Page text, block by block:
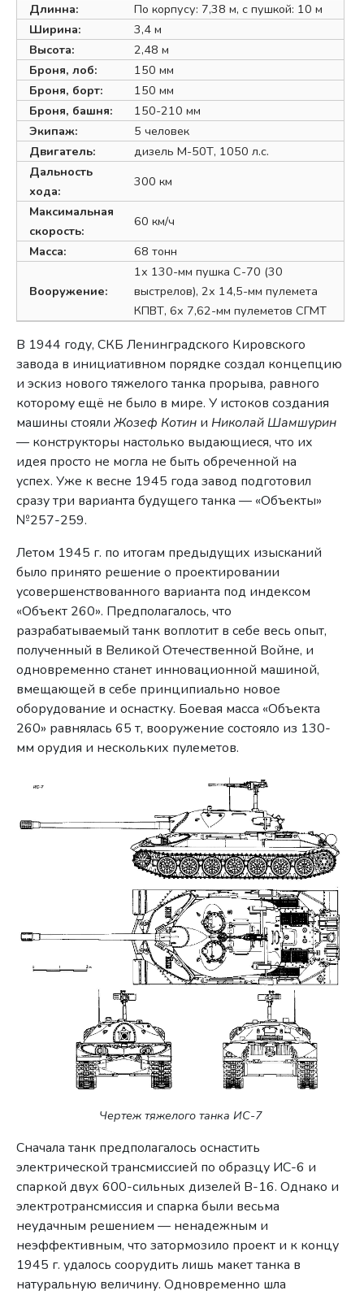
Длинна:
По корпусу: 7,38 м, с пушкой: 10 м
Ширина:
3,4 м
Высота:
2,48 м
Броня, лоб:
150 мм
Броня, борт:
150 мм
Броня, башня:
150-210 мм
Экипаж:
5 человек
Двигатель:
дизель М-50Т, 1050 л.с.
Дальность
хода:
300 км
Максимальная
скорость:
60 км/ч
Масса:
68 тонн
Вооружение:
1х 130-мм пушка С-70 (30
выстрелов), 2х 14,5-мм пулемета
КПВТ, 6х 7,62-мм пулеметов СГМТ
В 1944 году, СКБ Ленинградского Кировского
завода в инициативном порядке создал концепцию
и эскиз нового тяжелого танка прорыва, равного
которому ещё не было в мире. У истоков создания
машины стоялиЖозеф Котин и Николай Шамшурин
— конструкторы настолько выдающиеся, что их
идея просто не могла не быть обреченной на
успех. Уже к весне 1945 года завод подготовил
сразу три варианта будущего танка — «Объекты»
№257-259.
Летом 1945 г. по итогам предыдущих изысканий
было принято решение о проектировании
усовершенствованного варианта под индексом
«Объект 260». Предполагалось, что
разрабатываемый танк воплотит в себе весь опыт,
полученный в Великой Отечественной Войне, и
одновременно станет инновационной машиной,
вмещающей в себе принципиально новое
оборудование и оснастку. Боевая масса «Объекта
260» равнялась 65 т, вооружение состояло из 130-
мм орудия и нескольких пулеметов.
Чертеж тяжелого танка ИС-7
Сначала танк предполагалось оснастить
электрической трансмиссией по образцу ИС-6 и
спаркой двух 600-сильных дизелей В-16. Однако и
электротрансмиссия и спарка были весьма
неудачным решением — ненадежным и
неэффективным, что затормозило проект и к концу
1945 г. удалось соорудить лишь макет танка в
натуральную величину. Одновременно шла